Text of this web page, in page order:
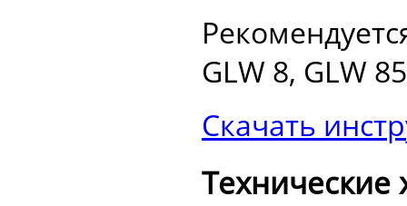
GLW 8, GLW
Скачать
Технические